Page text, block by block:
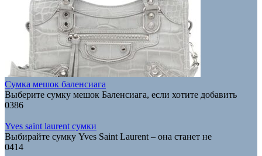
Сумка мешок баленсиага
Выберите сумку мешок Баленсиага, если хотите добавить
0386
Yves saint laurent сумки
Выбирайте сумку Yves Saint Laurent – она станет не
0414